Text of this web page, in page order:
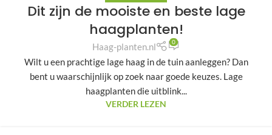
Dit zijn de mooiste en beste lage
haagplanten!
Haag-planten.nl 0
Wilt u een prachtige lage haag in de tuin aanleggen? Dan
bent u waarschijnlijk op zoek naar goede keuzes. Lage
haagplanten die uitblink...
VERDER LEZEN